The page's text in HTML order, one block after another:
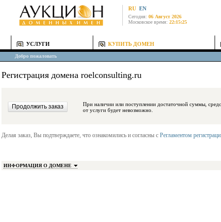
RU EN
Сегодня: 06 Август 2026
Московское время: 22:15:25
УСЛУГИ КУПИТЬ ДОМЕН
Добро пожаловать
Регистрация домена roelconsulting.ru
При наличии или поступлении достаточной суммы, средства будут
от услуги будет невозможно.
Делая заказ, Вы подтверждаете, что ознакомились и согласны с Регламентом
ИНФОРМАЦИЯ О ДОМЕНЕ